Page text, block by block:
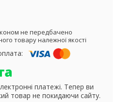
не передбачено
товару належної якості
платежі. Тепер ви
товар не покидаючи сайту.